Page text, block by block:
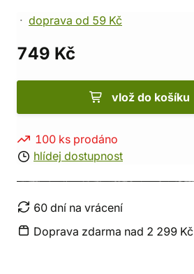
doprava od 59 Kč
749 Kč
vlož do košíku
100 ks prodáno
hlídej dostupnost
60 dní na vrácení
Doprava zdarma nad 2 299 Kč